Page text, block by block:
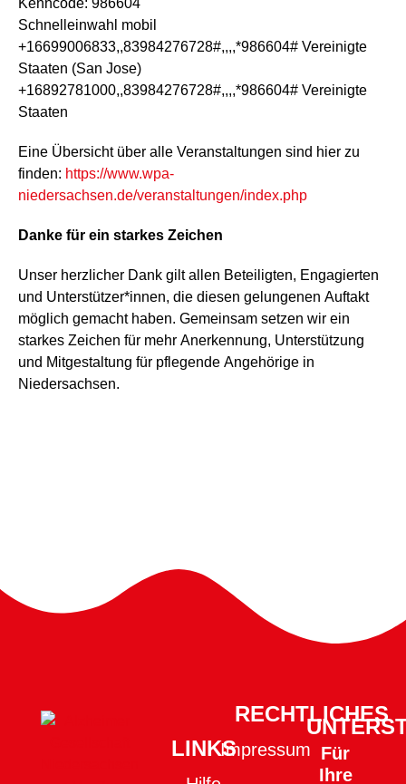
Kenncode: 986604
Schnelleinwahl mobil
+16699006833,,83984276728#,,,,*986604# Vereinigte
Staaten (San Jose)
+16892781000,,83984276728#,,,,*986604# Vereinigte
Staaten
Eine Übersicht über alle Veranstaltungen sind hier zu
finden: https://www.wpa-
niedersachsen.de/veranstaltungen/index.php
Danke für ein starkes Zeichen
Unser herzlicher Dank gilt allen Beteiligten, Engagierten
und Unterstützer*innen, die diesen gelungenen Auftakt
möglich gemacht haben. Gemeinsam setzen wir ein
starkes Zeichen für mehr Anerkennung, Unterstützung
und Mitgestaltung für pflegende Angehörige in
Niedersachsen.
LINKS
RECHTLICHES
Impressum Für
Ihre